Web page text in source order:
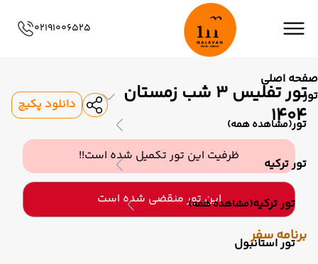
صفحه اصلی
تور
تور(مشاهده همه)
تور ترکیه
تور ترکیه(مشاهده همه)
تور استانبول
02191006525
تور تفلیس 3 شب زمستان
1404
دانلود پکیج
ظرفیت این تور تکمیل شده است!!
این تور منقضی شده است
برنامه سفر